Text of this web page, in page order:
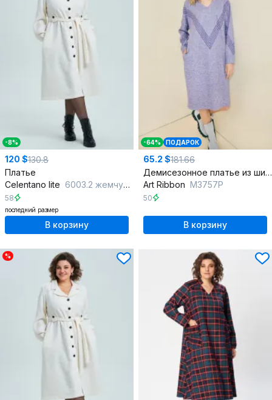
-8%
120 $130.8
Платье
Celentano lite 6003.2 жемчужный
58
последний размер
В корзину
-64% ПОДАРОК
65.2 $181.66
Демисезонное платье из шифона с валанами
Art Ribbon M3757P
50
В корзину
%